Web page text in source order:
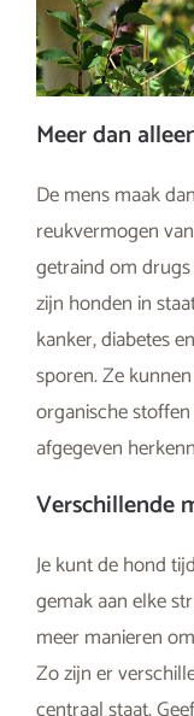
Meer dan
De mens maak
reukvermogen
getraind om
zijn honden in
kanker, diabetes
sporen. Ze
organische
afgegeven
Verschillende
Je kunt de hond
gemak aan elke
meer manieren
Zo zijn er